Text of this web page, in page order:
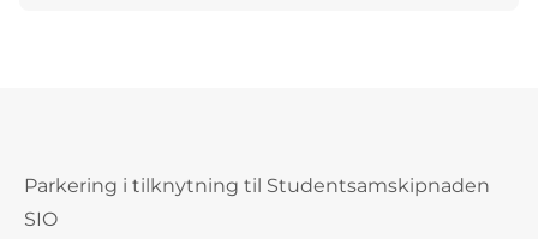
Parkering i tilknytning til Studentsamskipnaden
SIO